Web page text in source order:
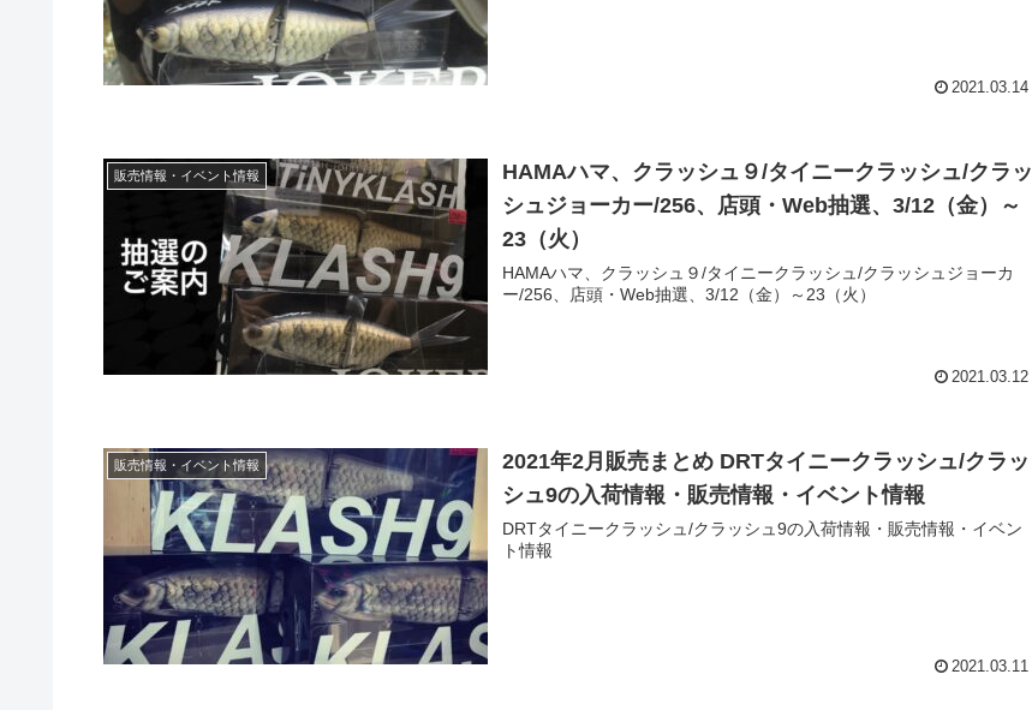
2021.03.14
販売情報・イベント情報
HAMAハマ、クラッシュ９/タイニークラッシュ/クラッ
シュジョーカー/256、店頭・Web抽選、3/12（金）～
23（火）
HAMAハマ、クラッシュ９/タイニークラッシュ/クラッシュジョーカ
ー/256、店頭・Web抽選、3/12（金）～23（火）
2021.03.12
販売情報・イベント情報
2021年2月販売まとめ DRTタイニークラッシュ/クラッ
シュ9の入荷情報・販売情報・イベント情報
DRTタイニークラッシュ/クラッシュ9の入荷情報・販売情報・イベン
ト情報
2021.03.11